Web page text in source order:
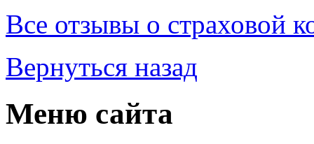
Все отзывы о страховой
Вернуться назад
Меню сайта